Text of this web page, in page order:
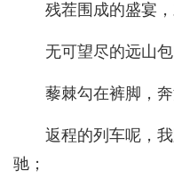
残茬围成的盛宴
无可望尽的远山
藜棘勾在裤脚，
返程的列车呢，
驰；